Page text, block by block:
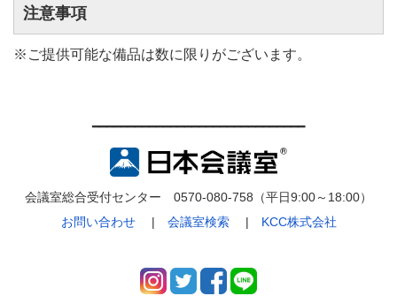
注意事項
※ご提供可能な備品は数に限りがございます。
━━━━━━━━━━━━━━━━━━━━━━━━━━━━━━
会議室総合受付センター 0570-080-758（平日9:00～18:00）
お問い合わせ| 会議室検索| KCC株式会社